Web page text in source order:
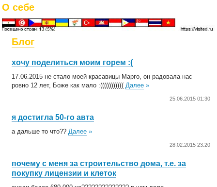
О себе
Блог
хочу поделиться моим горем :(
17.06.2015 не стало моей красавицы Марго, он радовала нас
ровно 12 лет, Боже как мало :(((((((((((( Далее »
25.06.2015 01:30
я достигла 50-го авта
а дальше то что?? Далее »
28.02.2015 23:20
почему с меня за строительство дома, т.е. за
покупку лицензии и клеток